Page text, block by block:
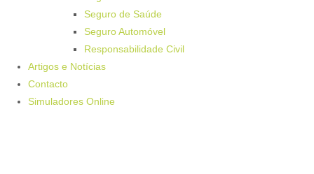
Seguro de Saúde
Seguro Automóvel
Responsabilidade Civil
Artigos e Notícias
Contacto
Simuladores Online